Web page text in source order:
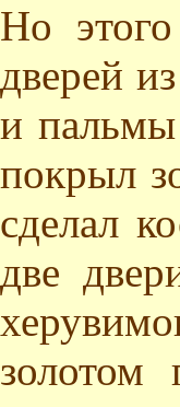
Но
дверей
и
покрыл
сделал
две